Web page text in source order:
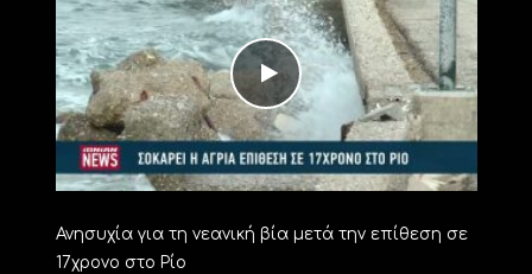
Ανησυχία για τη νεανική βία μετά την επίθεση σε
17χρονο στο Ρίο